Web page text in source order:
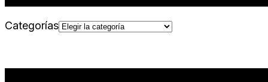
Categorías